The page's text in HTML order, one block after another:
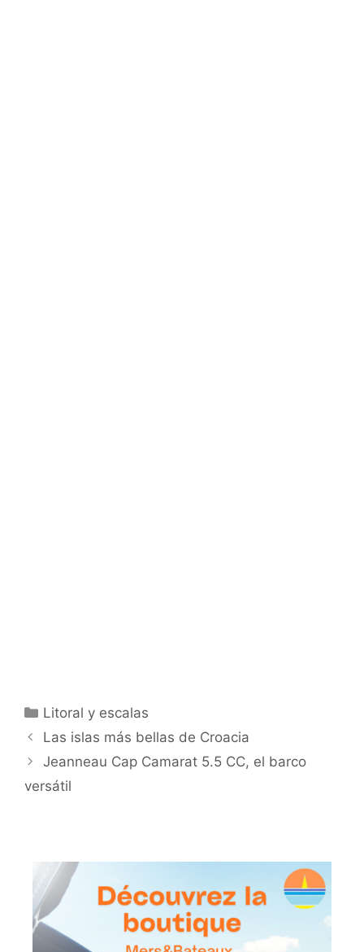
Categorías
Litoral y escalas
Las islas más bellas de Croacia
Jeanneau Cap Camarat 5.5 CC, el barco
versátil